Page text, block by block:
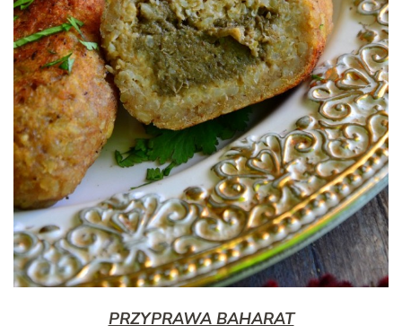
PRZYPRAWA BAHARAT